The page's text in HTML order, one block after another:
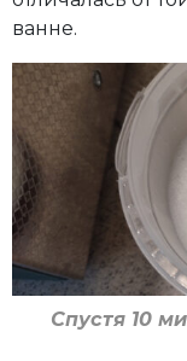
ванне.
Спустя 10